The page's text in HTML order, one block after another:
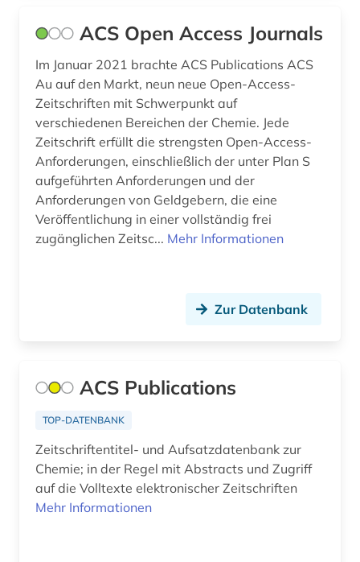
deutsche forschungsgemeinschaft.
gesundheitsschädlicher arbeitsstoffe (1)
deutschland (2)
dienstleistung (1)
digitalisierung (2)
din-en-iso-norm (1)
din-iso-norm (1)
droge (2)
dynamik des ozeanbodens (1)
e-learning (3)
ACS Open Access Journals
Im Januar 2021 brachte ACS Publications ACS
Au auf den Markt, neun neue Open-Access-
Zeitschriften mit Schwerpunkt auf
verschiedenen Bereichen der Chemie. Jede
Zeitschrift erfüllt die strengsten Open-Access-
Anforderungen, einschließlich der unter Plan S
aufgeführten Anforderungen und der
Anforderungen von Geldgebern, die eine
Veröffentlichung in einer vollständig frei
zugänglichen Zeitsc... Mehr Informationen
Zur Datenbank
ACS Publications
TOP-DATENBANK
Zeitschriftentitel- und Aufsatzdatenbank zur
Chemie; in der Regel mit Abstracts und Zugriff
auf die Volltexte elektronischer Zeitschriften
Mehr Informationen